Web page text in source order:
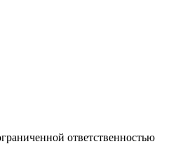
ответственностью